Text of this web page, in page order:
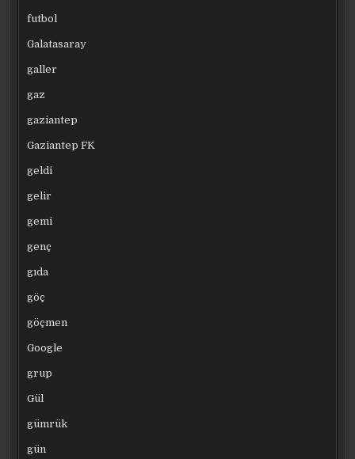
futbol
Galatasaray
galler
gaz
gaziantep
Gaziantep FK
geldi
gelir
gemi
genç
gıda
göç
göçmen
Google
grup
Gül
gümrük
gün